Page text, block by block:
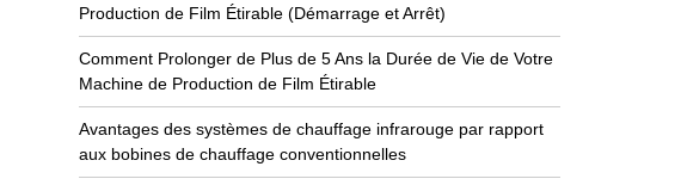
Production de Film Étirable (Démarrage et Arrêt)
Comment Prolonger de Plus de 5 Ans la Durée de Vie de Votre
Machine de Production de Film Étirable
Avantages des systèmes de chauffage infrarouge par rapport
aux bobines de chauffage conventionnelles